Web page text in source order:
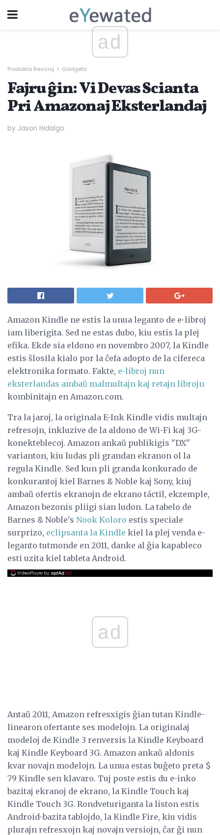
ad
Produkta Revizioj Gadgets
Fajru ĝin: Vi Devas Scianta
Pri Amazonaj Eksterlandaj
by Jason Hidalgo
Amazon Kindle ne estis la unua leganto de e-libroj
iam liberigita. Sed ne estas dubo, kiu estis la plej
efika. Ekde sia eldono en novembro 2007, la Kindle
estis ŝlosila kialo por la ĉefa adopto de la cifereca
elektronika formato. Fakte, e-libroj nun
eksterlandas ambaŭ malmultajn kaj retajn librojn
kombinitajn en Amazon.com.
Tra la jaroj, la originala E-Ink Kindle vidis multajn
refresojn, inkluzive de la aldono de Wi-Fi kaj 3G-
konekteblecoj. Amazon ankaŭ publikigis "DX"
varianton, kiu ludas pli grandan ekranon ol la
regula Kindle. Sed kun pli granda konkurado de
konkurantoj kiel Barnes & Noble kaj Sony, kiuj
ambaŭ ofertis ekranojn de ekrano táctil, ekzemple,
Amazon bezonis pliigi sian ludon. La tabelo de
Barnes & Noble's Nook Koloro estis speciale
surprizo, eclipsanta la Kindle kiel la plej venda e-
leganto tutmonde en 2011, danke al ĝia kapableco
esti uzita kiel tableta Android.
ad
Antaŭ 2011, Amazon refresxigis ĝian tutan Kindle-
linearon ofertante ses modelojn. La originalaj
modeloj de Kindle 3 renversis la Kindle Keyboard
kaj Kindle Keyboard 3G. Amazon ankaŭ aldonis
kvar novajn modelojn. La unua estas buĝeto preta $
79 Kindle sen klavaro. Tuj poste estis du e-inko
bazitaj ekranoj de ekrano, la Kindle Touch kaj
Kindle Touch 3G. Rondveturiganta la liston estis
Android-bazita tablojdo, la Kindle Fire, kiu vidis
plurajn refresxojn kaj novajn versiojn, ĉar ĝi nun